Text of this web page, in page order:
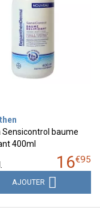
Sensicontrol baume
400ml
16€95
AJOUTER